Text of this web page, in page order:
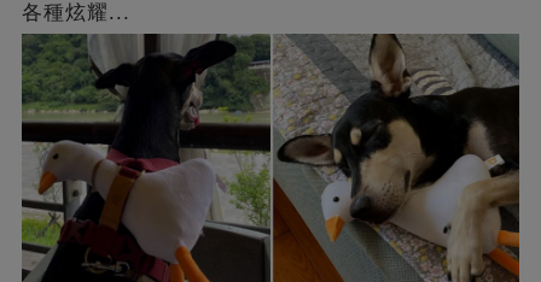
各種炫耀...